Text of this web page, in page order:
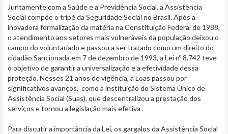
Juntamente com a Saúde e a Previdência Social, a Assistência
Social compõe o tripé da Seguridade Social no Brasil. Após a
inovadora formalização da matéria na Constituição Federal de 1988,
o atendimento aos setores mais vulneráveis da população deixou o
campo do voluntariado e passou a ser tratado como um direito do
cidadão.Sancionada em 7 de dezembro de 1993, a Lei nº 8.742 teve
o objetivo de garantir a universalização e a efetividade dessa
proteção. Nesses 21 anos de vigência, a Loas passou por
significativos avanços, como a instituição do Sistema Único de
Assistência Social (Suas), que descentralizou a prestação dos
serviços e tornou a legislação mais efetiva .
Para discutir a importância da Lei, os gargalos da Assistência Social